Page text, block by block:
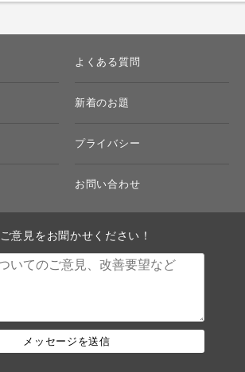
よくある質問
新着のお題
プライバシー
お問い合わせ
ご意見をお聞かせください！
メッセージを送信